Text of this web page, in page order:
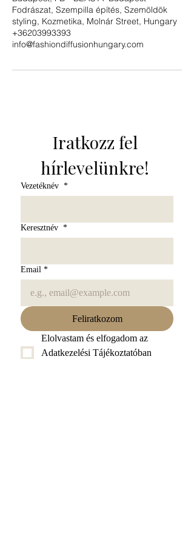
Fodrászat, Szempilla építés, Szemöldök
styling, Kozmetika, Molnár Street, Hungary
+36203993393
info@fashiondiffusionhungary.com
Iratkozz fel
hírlevelünkre!
Vezetéknév *
Keresztnév *
Email *
Feliratkozom
Elolvastam és elfogadom az
Adatkezelési Tájékoztatóban